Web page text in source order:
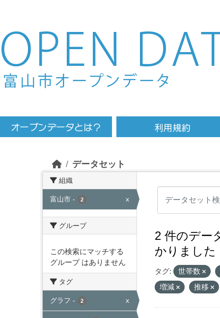
Skip to main content
データセット
組織
富山市 - 2 x
グループ
この検索にマッチする
グループ はありません
タグ
グラフ - 2 x
2 件のデー
かりました
タグ: 世帯数
増減
推移